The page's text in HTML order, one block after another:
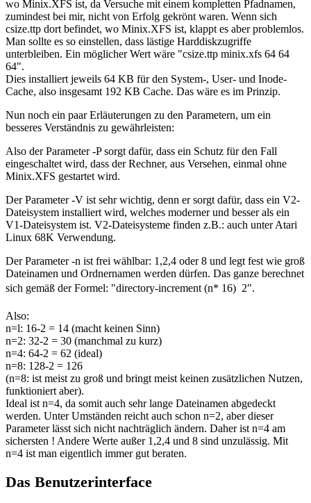
wo Minix.XFS ist, da Versuche mit einem kompletten Pfadnamen,
zumindest bei mir, nicht von Erfolg gekrönt waren. Wenn sich
csize.ttp dort befindet, wo Minix.XFS ist, klappt es aber problemlos.
Man sollte es so einstellen, dass lästige Harddiskzugriffe
unterbleiben. Ein möglicher Wert wäre "csize.ttp minix.xfs 64 64
64".
Dies installiert jeweils 64 KB für den System-, User- und Inode-
Cache, also insgesamt 192 KB Cache. Das wäre es im Prinzip.
Nun noch ein paar Erläuterungen zu den Parametern, um ein
besseres Verständnis zu gewährleisten:
Also der Parameter -P sorgt dafür, dass ein Schutz für den Fall
eingeschaltet wird, dass der Rechner, aus Versehen, einmal ohne
Minix.XFS gestartet wird.
Der Parameter -V ist sehr wichtig, denn er sorgt dafür, dass ein V2-
Dateisystem installiert wird, welches moderner und besser als ein
V1-Dateisystem ist. V2-Dateisysteme finden z.B.: auch unter Atari
Linux 68K Verwendung.
Der Parameter -n ist frei wählbar: 1,2,4 oder 8 und legt fest wie groß
Dateinamen und Ordnernamen werden dürfen. Das ganze berechnet
sich gemäß der Formel: "directory-increment (n* 16)  2".
Also:
n=l: 16-2 = 14 (macht keinen Sinn)
n=2: 32-2 = 30 (manchmal zu kurz)
n=4: 64-2 = 62 (ideal)
n=8: 128-2 = 126
(n=8: ist meist zu groß und bringt meist keinen zusätzlichen Nutzen,
funktioniert aber).
Ideal ist n=4, da somit auch sehr lange Dateinamen abgedeckt
werden. Unter Umständen reicht auch schon n=2, aber dieser
Parameter lässt sich nicht nachträglich ändern. Daher ist n=4 am
sichersten ! Andere Werte außer 1,2,4 und 8 sind unzulässig. Mit
n=4 ist man eigentlich immer gut beraten.
Das Benutzerinterface